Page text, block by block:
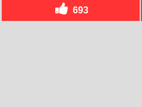
693